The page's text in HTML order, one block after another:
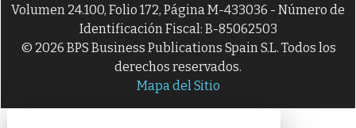
Volumen 24.100, Folio 172, Página M-433036 - Número de
Identificación Fiscal: B-85062503
© 2026 BPS Business Publications Spain S.L. Todos los
derechos reservados.
Mapa del Sitio